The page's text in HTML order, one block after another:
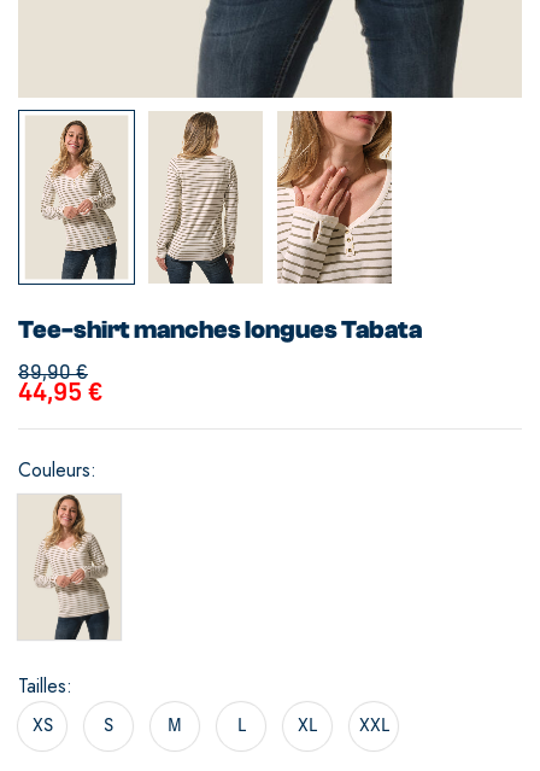
Tee-shirt manches longues Tabata
89,90€
44,95 €
Couleurs
Tailles
XS S M L XL XXL